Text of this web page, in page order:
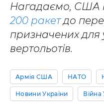
Нагадаємо, США
200 ракетдо
призначених
вертольотів.
Армія США НАТО
Новини України Війна